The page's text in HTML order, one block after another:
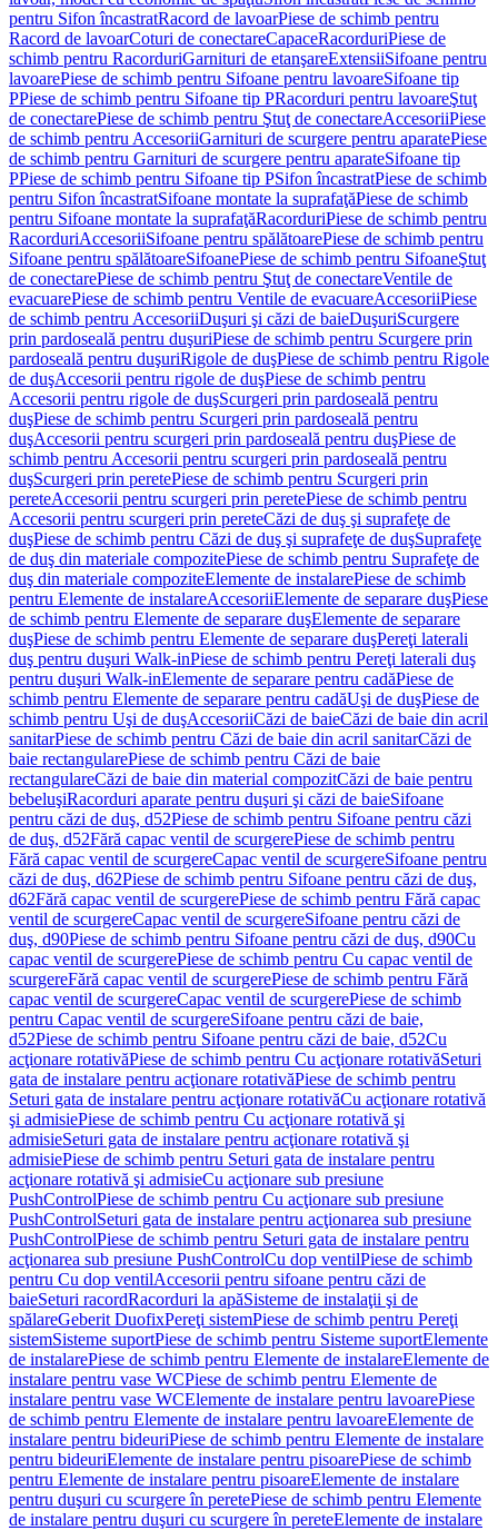
pentru Sifon încastratRacord de lavoarPiese de schimb pentru
Racord de lavoarCoturi de conectareCapaceRacorduriPiese de
schimb pentru RacorduriGarnituri de etanşareExtensiiSifoane pentru
lavoarePiese de schimb pentru Sifoane pentru lavoareSifoane tip
PPiese de schimb pentru Sifoane tip PRacorduri pentru lavoareŞtuţ
de conectarePiese de schimb pentru Ştuţ de conectareAccesoriiPiese
de schimb pentru AccesoriiGarnituri de scurgere pentru aparatePiese
de schimb pentru Garnituri de scurgere pentru aparateSifoane tip
PPiese de schimb pentru Sifoane tip PSifon încastratPiese de schimb
pentru Sifon încastratSifoane montate la suprafaţăPiese de schimb
pentru Sifoane montate la suprafaţăRacorduriPiese de schimb pentru
RacorduriAccesoriiSifoane pentru spălătoarePiese de schimb pentru
Sifoane pentru spălătoareSifoanePiese de schimb pentru SifoaneŞtuţ
de conectarePiese de schimb pentru Ştuţ de conectareVentile de
evacuarePiese de schimb pentru Ventile de evacuareAccesoriiPiese
de schimb pentru AccesoriiDuşuri şi căzi de baieDuşuriScurgere
prin pardoseală pentru duşuriPiese de schimb pentru Scurgere prin
pardoseală pentru duşuriRigole de duşPiese de schimb pentru Rigole
de duşAccesorii pentru rigole de duşPiese de schimb pentru
Accesorii pentru rigole de duşScurgeri prin pardoseală pentru
duşPiese de schimb pentru Scurgeri prin pardoseală pentru
duşAccesorii pentru scurgeri prin pardoseală pentru duşPiese de
schimb pentru Accesorii pentru scurgeri prin pardoseală pentru
duşScurgeri prin peretePiese de schimb pentru Scurgeri prin
pereteAccesorii pentru scurgeri prin peretePiese de schimb pentru
Accesorii pentru scurgeri prin pereteCăzi de duş şi suprafeţe de
duşPiese de schimb pentru Căzi de duş şi suprafeţe de duşSuprafeţe
de duş din materiale compozitePiese de schimb pentru Suprafeţe de
duş din materiale compoziteElemente de instalarePiese de schimb
pentru Elemente de instalareAccesoriiElemente de separare duşPiese
de schimb pentru Elemente de separare duşElemente de separare
duşPiese de schimb pentru Elemente de separare duşPereţi laterali
duş pentru duşuri Walk-inPiese de schimb pentru Pereţi laterali duş
pentru duşuri Walk-inElemente de separare pentru cadăPiese de
schimb pentru Elemente de separare pentru cadăUşi de duşPiese de
schimb pentru Uşi de duşAccesoriiCăzi de baieCăzi de baie din acril
sanitarPiese de schimb pentru Căzi de baie din acril sanitarCăzi de
baie rectangularePiese de schimb pentru Căzi de baie
rectangulareCăzi de baie din material compozitCăzi de baie pentru
bebeluşiRacorduri aparate pentru duşuri şi căzi de baieSifoane
pentru căzi de duş, d52Piese de schimb pentru Sifoane pentru căzi
de duş, d52Fără capac ventil de scurgerePiese de schimb pentru
Fără capac ventil de scurgereCapac ventil de scurgereSifoane pentru
căzi de duş, d62Piese de schimb pentru Sifoane pentru căzi de duş,
d62Fără capac ventil de scurgerePiese de schimb pentru Fără capac
ventil de scurgereCapac ventil de scurgereSifoane pentru căzi de
duş, d90Piese de schimb pentru Sifoane pentru căzi de duş, d90Cu
capac ventil de scurgerePiese de schimb pentru Cu capac ventil de
scurgereFără capac ventil de scurgerePiese de schimb pentru Fără
capac ventil de scurgereCapac ventil de scurgerePiese de schimb
pentru Capac ventil de scurgereSifoane pentru căzi de baie,
d52Piese de schimb pentru Sifoane pentru căzi de baie, d52Cu
acţionare rotativăPiese de schimb pentru Cu acţionare rotativăSeturi
gata de instalare pentru acţionare rotativăPiese de schimb pentru
Seturi gata de instalare pentru acţionare rotativăCu acţionare rotativă
şi admisiePiese de schimb pentru Cu acţionare rotativă şi
admisieSeturi gata de instalare pentru acţionare rotativă şi
admisiePiese de schimb pentru Seturi gata de instalare pentru
acţionare rotativă şi admisieCu acţionare sub presiune
PushControlPiese de schimb pentru Cu acţionare sub presiune
PushControlSeturi gata de instalare pentru acţionarea sub presiune
PushControlPiese de schimb pentru Seturi gata de instalare pentru
acţionarea sub presiune PushControlCu dop ventilPiese de schimb
pentru Cu dop ventilAccesorii pentru sifoane pentru căzi de
baieSeturi racordRacorduri la apăSisteme de instalaţii şi de
spălareGeberit DuofixPereţi sistemPiese de schimb pentru Pereţi
sistemSisteme suportPiese de schimb pentru Sisteme suportElemente
de instalarePiese de schimb pentru Elemente de instalareElemente de
instalare pentru vase WCPiese de schimb pentru Elemente de
instalare pentru vase WCElemente de instalare pentru lavoarePiese
de schimb pentru Elemente de instalare pentru lavoareElemente de
instalare pentru bideuriPiese de schimb pentru Elemente de instalare
pentru bideuriElemente de instalare pentru pisoarePiese de schimb
pentru Elemente de instalare pentru pisoareElemente de instalare
pentru duşuri cu scurgere în peretePiese de schimb pentru Elemente
de instalare pentru duşuri cu scurgere în pereteElemente de instalare